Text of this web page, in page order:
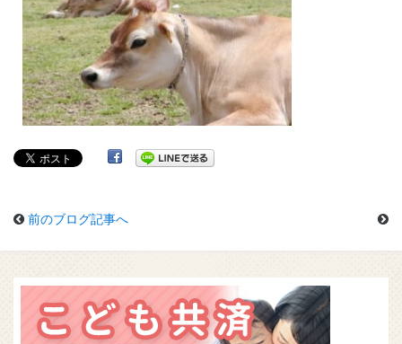
前のブログ記事へ